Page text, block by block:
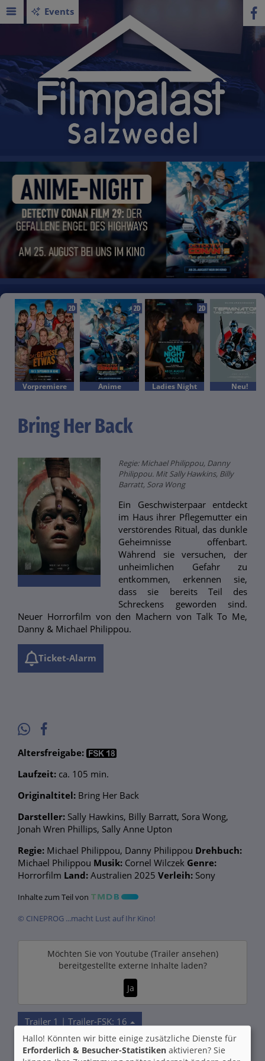
Events
2D
Vorpremiere
2D
Anime
2D
Ladies Night Neu!
Bring Her Back
Regie: Michael Philippou, Danny
Philippou. Mit Sally Hawkins, Billy
Barratt, Sora Wong
Ein Geschwisterpaar entdeckt
im Haus ihrer Pflegemutter ein
verstörendes Ritual, das dunkle
Geheimnisse offenbart.
Während sie versuchen, der
unheimlichen Gefahr zu
entkommen, erkennen sie,
dass sie bereits Teil des
Schreckens geworden sind.
Neuer Horrorfilm von den Machern von Talk To Me,
Danny & Michael Philippou.
Ticket-Alarm
Altersfreigabe:
Laufzeit: ca. 105 min.
Originaltitel: Bring Her Back
Darsteller: Sally Hawkins, Billy Barratt, Sora Wong,
Jonah Wren Phillips, Sally Anne Upton
Regie: Michael Philippou, Danny Philippou Drehbuch:
Michael Philippou Musik: Cornel Wilczek Genre:
Horrorfilm Land: Australien 2025 Verleih: Sony
Inhalte zum Teil von
© CINEPROG ...macht Lust auf Ihr Kino!
Möchten Sie von Youtube (Trailer ansehen)
bereitgestellte externe Inhalte laden?
Ja
Trailer 1 | Trailer-FSK: 16
Hallo! Könnten wir bitte einige zusätzliche Dienste für
Erforderlich & Besucher-Statistiken aktivieren? Sie